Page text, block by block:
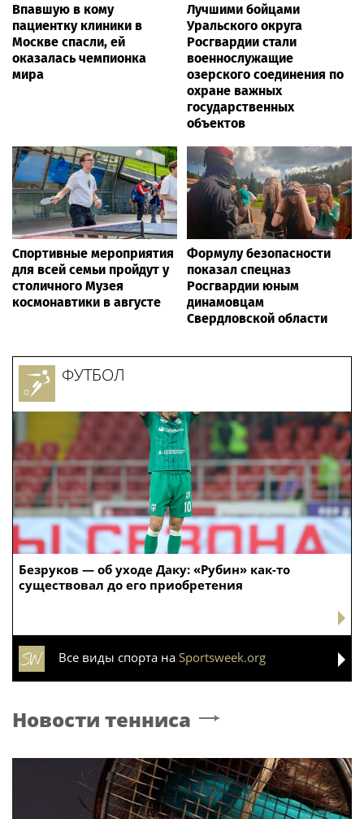
Впавшую в кому
пациентку клиники в
Москве спасли, ей
оказалась чемпионка
мира
Лучшими бойцами
Уральского округа
Росгвардии стали
военнослужащие
озерского соединения по
охране важных
государственных
объектов
Спортивные мероприятия
для всей семьи пройдут у
столичного Музея
космонавтики в августе
Формулу безопасности
показал спецназ
Росгвардии юным
динамовцам
Свердловской области
Безруков — об уходе Даку: «Рубин» как-то
существовал до его приобретения
ФУТБОЛ
Все виды спорта на Sportsweek.org
Новости тенниса